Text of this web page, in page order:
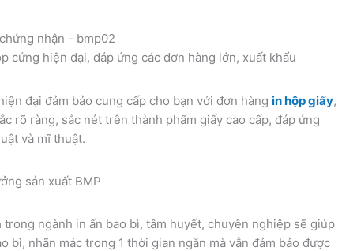
cứng hiện đại, đáp ứng các đơn hàng lớn, xuất khẩu
đại đảm bảo cung cấp cho bạn với đơn hàng in hộp giấy,
rõ ràng, sắc nét trên thành phẩm giấy cao cấp, đáp ứng
và mĩ thuật.
trong ngành in ấn bao bì, tâm huyết, chuyên nghiệp sẽ giúp
bì, nhãn mác trong 1 thời gian ngắn mà vẫn đảm bảo được